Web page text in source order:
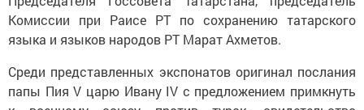
Комиссии при Раисе РТ по сохранению татарского
языка и языков народов РТ Марат Ахметов.
папы Пия V царю Ивану IV с предложением примкнуть
к военному союзу против турок, свидетельство